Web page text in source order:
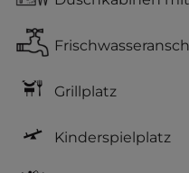
Grillplatz
Kinderspielplatz